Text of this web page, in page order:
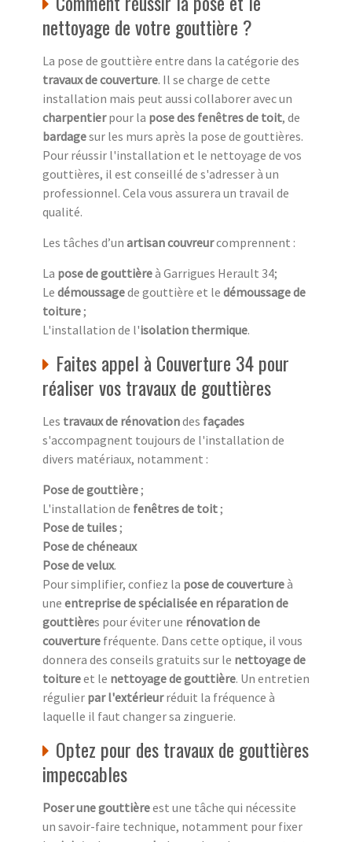
nettoyage de votre gouttière ?
La pose de gouttière entre dans la catégorie des
travaux de couverture. Il se charge de cette
installation mais peut aussi collaborer avec un
charpentierpour la pose des fenêtres de toit, de
bardagesur les murs après la pose de gouttières.
Pour réussir l'installation et le nettoyage de vos
gouttières, il est conseillé de s'adresser à un
professionnel. Cela vous assurera un travail de
qualité.
Les tâches d’un artisan couvreurcomprennent :
La pose de gouttièreà Garrigues Herault 34;
Le démoussagede gouttière et le démoussage de
toiture ;
L'installation de l'isolation thermique.
Faites appel à Couverture 34 pour
réaliser vos travaux de gouttières
Les travaux de rénovationdes façades
s'accompagnent toujours de l'installation de
divers matériaux, notamment :
Pose de gouttière ;
L'installation de fenêtres de toit ;
Pose de tuiles ;
Pose de chéneaux
Pose de velux.
Pour simplifier, confiez la pose de couvertureà
une entreprise de spécialisée en réparation de
gouttières pour éviter une rénovation de
couverture fréquente. Dans cette optique, il vous
donnera des conseils gratuits sur le nettoyage de
toitureet le nettoyage de gouttière. Un entretien
régulier par l'extérieurréduit la fréquence à
laquelle il faut changer sa zinguerie.
Optez pour des travaux de gouttières
impeccables
Poser une gouttièreest une tâche qui nécessite
un savoir-faire technique, notamment pour fixer